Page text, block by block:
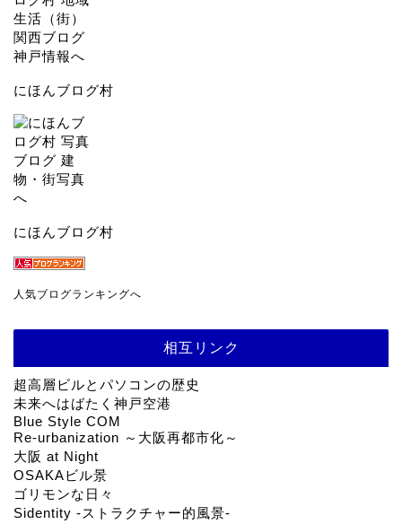
にほんブログ村
にほんブログ村
人気ブログランキングへ
相互リンク
超高層ビルとパソコンの歴史
未来へはばたく神戸空港
Blue Style COM
Re-urbanization ～大阪再都市化～
大阪 at Night
OSAKAビル景
ゴリモンな日々
Sidentity -ストラクチャー的風景-